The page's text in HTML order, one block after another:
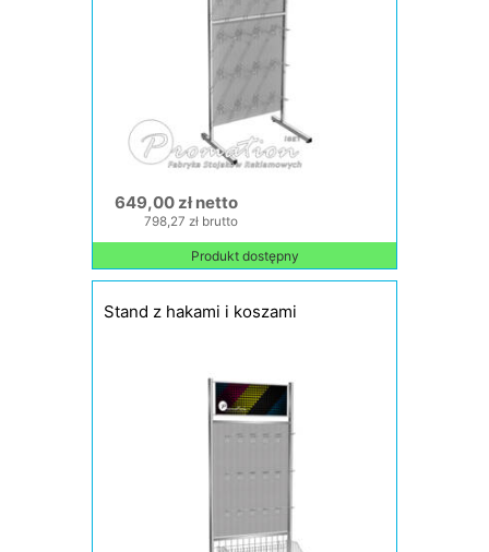
649,00 zł netto
798,27 zł brutto
Produkt dostępny
Stand z hakami i koszami